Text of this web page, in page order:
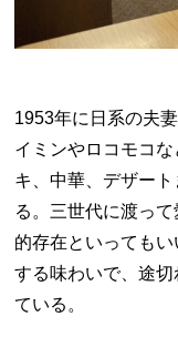
1953年に日系の夫
イミンやロコモコ
キ、中華、デザー
る。三世代に渡っ
的存在といっても
する味わいで、途
ている。